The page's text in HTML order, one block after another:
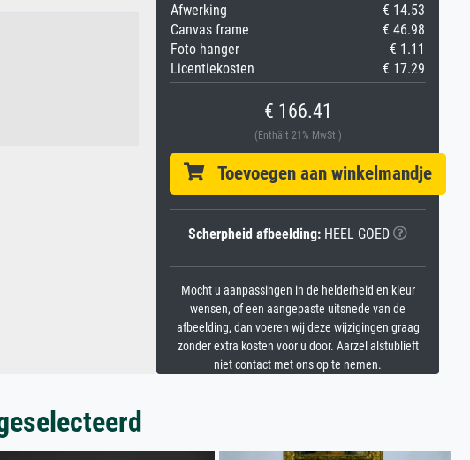
Afwerking
€ 14.53
Canvas frame
€ 46.98
Foto hanger
€ 1.11
Licentiekosten
€ 17.29
€ 166.41
(Enthält 21% MwSt.)
Toevoegen aan winkelmandje
Scherpheid afbeelding: HEEL GOED
Mocht u aanpassingen in de helderheid en kleur
wensen, of een aangepaste uitsnede van de
afbeelding, dan voeren wij deze wijzigingen graag
zonder extra kosten voor u door. Aarzel alstublieft
niet contact met ons op te nemen.